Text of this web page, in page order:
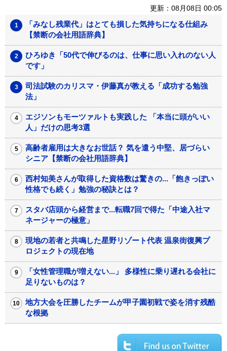
更新：08月08日 00:05
「みなし残業代」はとても損した気持ちになる仕組み
【禁断の会社用語辞典】
ひろゆき「50代で伸びるのは、仕事に思い入れのない人
です」
司法試験のカリスマ・伊藤真が教える「成功する勉強
法」
エジソンもモーツァルトも実践した 「本当に頭がいい
人」だけの思考3選
高齢者雇用は大きなお世話？ 気を遣う中堅、居づらい
シニア【禁断の会社用語辞典】
西村知美さんが取得した資格数は驚きの...「飽きっぽい
性格でも続く」勉強の秘訣とは？
スタバ店頭から経営まで...転職7回で得た「中途入社マ
ネージャーの極意」
現地の若者と共鳴した星野リゾート代表 温泉街復興プ
ロジェクトの現在地
「女性管理職が増えない...」 多様性に乗り遅れる会社に
足りないものは？
地方大会を圧勝したチームが甲子園初戦で姿を消す残酷
な根拠